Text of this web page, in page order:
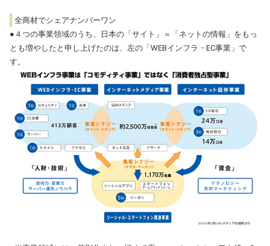
全商材でシェアナンバーワン
●４つの事業領域のうち、日本の「サイト」＝「ネットの情報」をもっ
とも増やしたと申し上げたのは、左の「WEBインフラ・EC事業」で
す。